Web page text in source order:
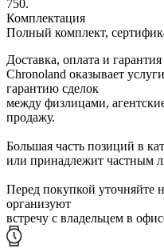
750.
Комплектация
Полный комплект,
Доставка, оплата и гарантия
Chronoland оказывает
гарантию сделок
между физлицами,
продажу.
Большая часть позиций в
или принадлежит частным
Перед покупкой уточняйте
организуют
встречу с владельцем в